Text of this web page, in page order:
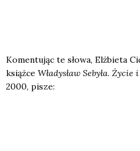
Komen­tu­jąc te sło­wa, Elż­bie­ta
książ­ce Wła­dy­sław Seby­ła. Życie
2000, pisze: